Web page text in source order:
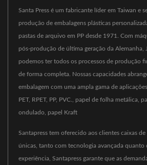
Santa Press é um fabricante líder em Taiwan e
produção de embalagens plásticas
pastas de arquivo em PP desde 1971. Com
pós-produção de última geração da Alemanha,
podemos ter todos os processos de produção
de forma completa. Nossas capacidades
embalagem com uma ampla gama de
PET, RPET, PP, PVC., papel de folha metálica,
ondulado, papel Kraft
Santapress tem oferecido aos clientes caixas
únicas, tanto com tecnologia avançada quanto
experiência, Santapress garante que as